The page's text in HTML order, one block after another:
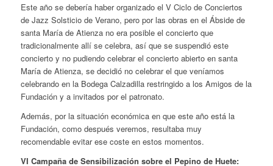
Este año se debería haber organizado el V Ciclo de Conciertos
de Jazz Solsticio de Verano, pero por las obras en el Ábside de
santa María de Atienza no era posible el concierto que
tradicionalmente allí se celebra, así que se suspendió este
concierto y no pudiendo celebrar el concierto abierto en santa
María de Atienza, se decidió no celebrar el que veníamos
celebrando en la Bodega Calzadilla restringido a los Amigos de la
Fundación y a invitados por el patronato.
Además, por la situación económica en que este año está la
Fundación, como después veremos, resultaba muy
recomendable evitar ese coste en estos momentos.
VI Campaña de Sensibilización sobre el Pepino de Huete: